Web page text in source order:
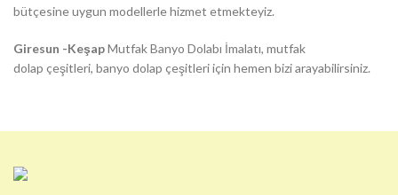
bütçesine uygun modellerle hizmet etmekteyiz.
Giresun -KeşapMutfak Banyo Dolabı İmalatı, mutfak
dolap çeşitleri, banyo dolap çeşitleri için hemen bizi arayabilirsiniz.